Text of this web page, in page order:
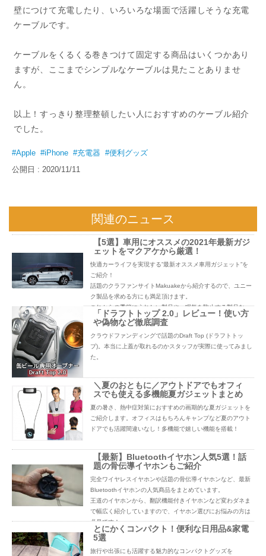
壁につけて充電したり、いろいろな場面で活躍しそうな充電
ケーブルです。
ケーブルをくるくる巻きつけて固定する商品はいくつかあり
ますが、ここまでシンプルなケーブルは見たことありませ
ん。
以上！すっきり整理整頓したい人におすすめのケーブル紹介
でした。
#Apple #iPhone #充電器 #便利グッズ
公開日 : 2020/11/11
関連のニュース
【5選】車用にオススメの2021年最新ガジ
ェットをマクアケから厳選！
快適カーライフを実現する”最新オススメ車用ガジェット”を
ご紹介！
話題のクラファンサイトMakuakeから紹介するので、ユニー
ク製品を求める方にも満足頂けます。
これからの季節にうれしい製品や、眠気を防止する製品な
ど、痒い所に手の届く製品が勢ぞろい！
「ドラフトトップ 2.0」レビュー！使い方
や偽物など徹底調査
クラウドファンディングで話題のDraft Top (ドラフトトッ
プ)。本当に上蓋が取れるのかスタッフが実際に使ってみまし
た。
＼夏のおともに／アウトドアでもオフィ
スでも使える多機能夏ガジェットまとめ
夏の暑さ、熱中症対策におすすめの画期的な夏ガジェットを
ご紹介します。オフィスはもちろんキャンプなど夏のアウト
ドアでも活躍間違いなし！多機能で嬉しい機能を搭載！
【最新】Bluetoothイヤホン人気5選！話
題の骨伝導イヤホンもご紹介
完全ワイヤレスイヤホンや話題の骨伝導イヤホンなど、最新
Bluetoothイヤホンの人気商品をまとめています。
王道のイヤホンから、翻訳機能付きイヤホンなど変わダネま
で幅広く紹介していますので、イヤホン選びにお悩みの方は
必見です！
とにかくコンパクト！便利な日用品&家電
5選
旅行や出張にも活躍する魅力的なコンパクトグッズを